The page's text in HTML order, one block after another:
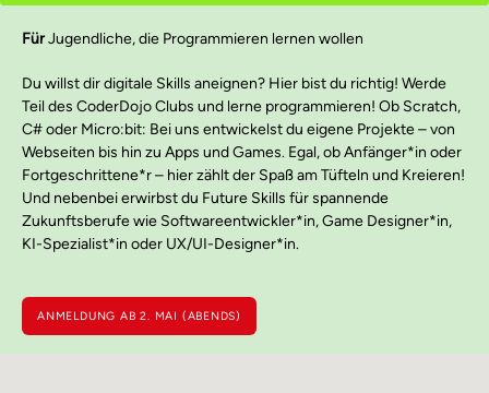
FürJugendliche, die Programmieren lernen wollen
Du willst dir digitale Skills aneignen? Hier bist du richtig! Werde
Teil des CoderDojo Clubs und lerne programmieren! Ob Scratch,
C# oder Micro:bit: Bei uns entwickelst du eigene Projekte – von
Webseiten bis hin zu Apps und Games. Egal, ob Anfänger*in oder
Fortgeschrittene*r – hier zählt der Spaß am Tüfteln und Kreieren!
Und nebenbei erwirbst du Future Skills für spannende
Zukunftsberufe wie Softwareentwickler*in, Game Designer*in,
KI-Spezialist*in oder UX/UI-Designer*in.
ANMELDUNG AB 2. MAI (ABENDS)